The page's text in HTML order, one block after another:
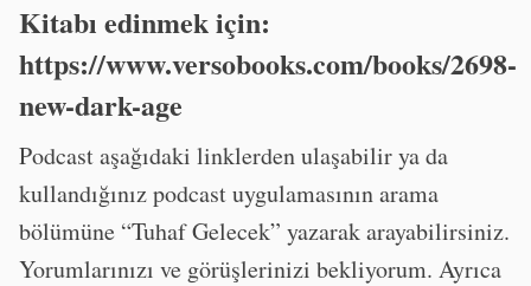
Kitabı edinmek için:
https://www.versobooks.com/books/2698-
new-dark-age
Podcast aşağıdaki linklerden ulaşabilir ya da
kullandığınız podcast uygulamasının arama
bölümüne “Tuhaf Gelecek” yazarak arayabilirsiniz.
Yorumlarınızı ve görüşlerinizi bekliyorum. Ayrıca